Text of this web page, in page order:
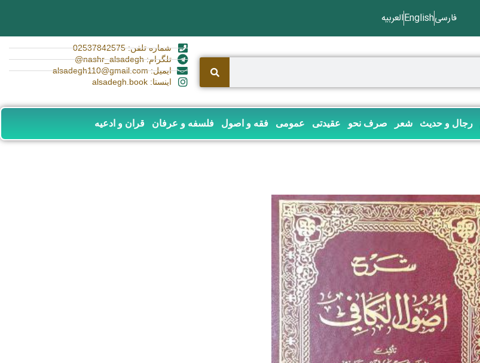
فارسیEnglishالعربیه
شماره تلفن: 02537842575
تلگرام: nashr_alsadegh@
ایمیل: alsadegh110@gmail.com
اینستا: alsadegh.book
رجال و حدیث شعر صرف نحو عقیدتی عمومی فقه و اصول فلسفه و عرفان قران و ادعیه